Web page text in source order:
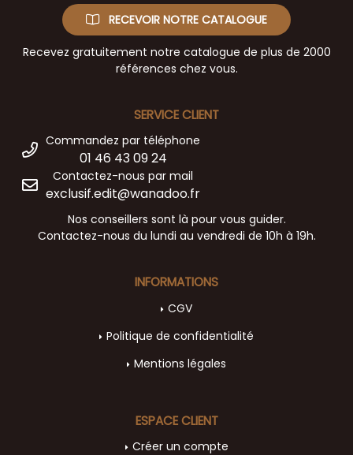
RECEVOIR NOTRE CATALOGUE
Recevez gratuitement notre catalogue de plus de 2000
références chez vous.
SERVICE CLIENT
Commandez par téléphone
01 46 43 09 24
Contactez-nous par mail
exclusif.edit@wanadoo.fr
Nos conseillers sont là pour vous guider.
Contactez-nous du lundi au vendredi de 10h à 19h.
INFORMATIONS
CGV
Politique de confidentialité
Mentions légales
ESPACE CLIENT
Créer un compte